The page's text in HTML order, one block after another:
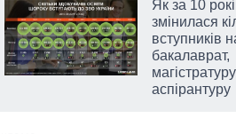
Як за 10
змінилася
вступників
бакалаврат,
аспірантуру